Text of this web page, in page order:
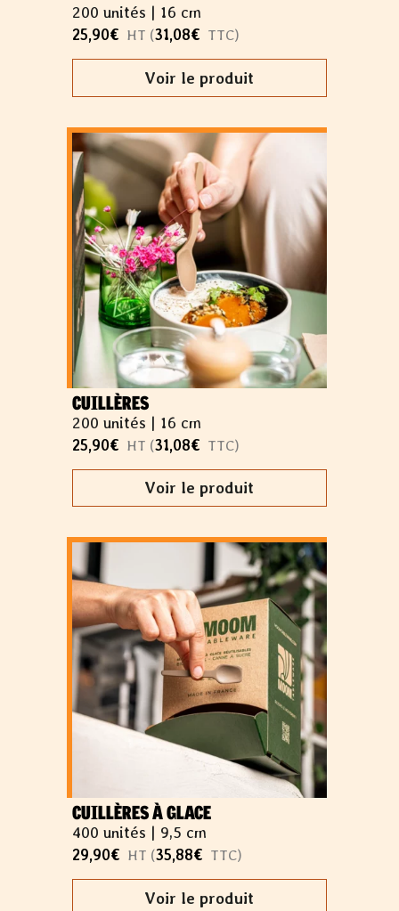
200 unités | 16 cm
25,90€ HT (31,08€ TTC)
Voir le produit
CUILLÈRES
200 unités | 16 cm
25,90€ HT (31,08€ TTC)
Voir le produit
CUILLÈRES À GLACE
400 unités | 9,5 cm
29,90€ HT (35,88€ TTC)
Voir le produit